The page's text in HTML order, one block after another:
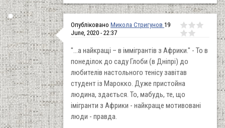
Опубліковано Микола Стригунов 19
June, 2020 - 22:37
"...а найкращі – в іммігрантів з Африки." - То в
понеділок до саду Глоби (в Дніпрі) до
любителів настольного тенісу завітав
студент із Марокко. Дуже пристойна
людина, здається. То, мабудь, те, що
імігранти з Африки - найкраще мотивовані
люди - правда.